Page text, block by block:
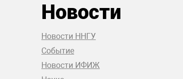
Новости
Новости ННГУ
Событие
Новости ИФИЖ